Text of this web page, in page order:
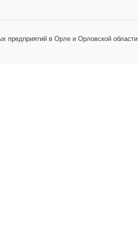
предприятий в Орле и Орловской области